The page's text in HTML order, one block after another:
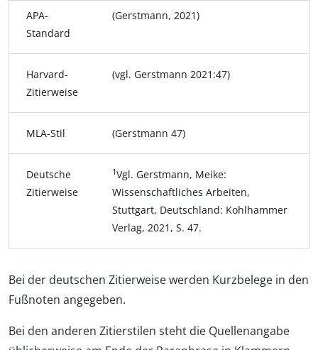
APA-
Standard
(Gerstmann, 2021)
Harvard-
Zitierweise
(vgl. Gerstmann 2021:47)
MLA-Stil (Gerstmann 47)
Deutsche
Zitierweise
1Vgl. Gerstmann, Meike:
Wissenschaftliches Arbeiten,
Stuttgart, Deutschland: Kohlhammer
Verlag, 2021, S. 47.
Bei der deutschen Zitierweise werden Kurzbelege in den
Fußnoten angegeben.
Bei den anderen Zitierstilen steht die Quellenangabe